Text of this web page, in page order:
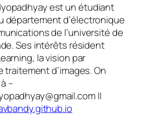
est un étudiant
département d’électronique
de l’université de
Ses intérêts résident
la vision par
d’images. On
–
||